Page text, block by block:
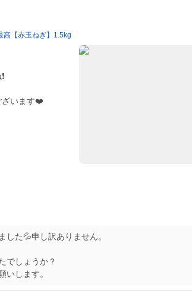
【赤玉ねぎ】1.5kg
ざいます❤️
した💦申し訳ありません。
でしょうか？